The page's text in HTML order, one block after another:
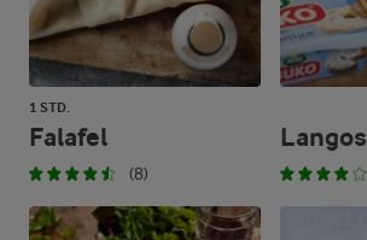
1 STD.
Falafel
(8)
Langos